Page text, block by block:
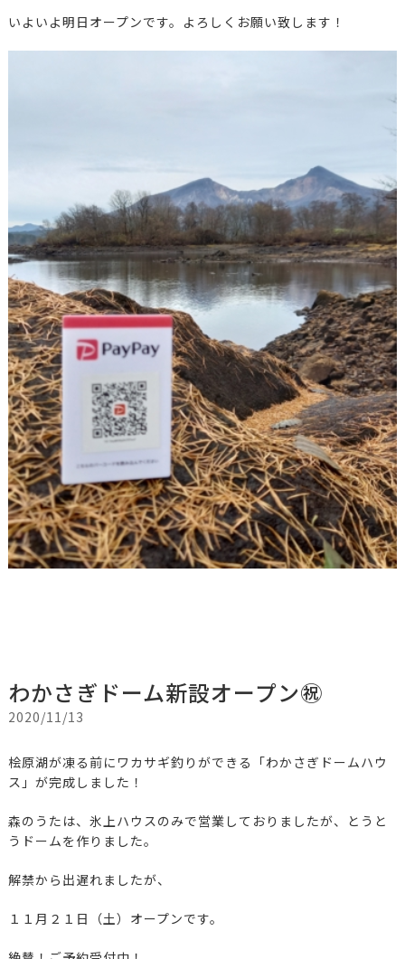
いよいよ明日オープンです。よろしくお願い致します！
わかさぎドーム新設オープン㊗
2020/11/13
桧原湖が凍る前にワカサギ釣りができる「わかさぎドームハウ
ス」が完成しました！
森のうたは、氷上ハウスのみで営業しておりましたが、とうと
うドームを作りました。
解禁から出遅れましたが、
１１月２１日（土）オープンです。